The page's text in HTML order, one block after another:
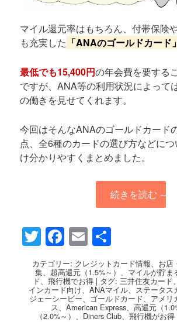
マイル還元率はもちろん、付帯保険
も充実した 「ANAのゴールドカード」
最低でも15,400円の年会費を要する
ですが、ANA等の利用状況によって
の働きを見せてくれます。
今回はそんなANAのゴールドカード
点、全6種のカードの選び方などに
け分かりやすくまとめました。
続きを読む →
Twitter
Facebook
Email
有
カテゴリー: クレジットカード情報 お店
集 超高還元（1.5%～） マイルが貯ま
ド 、飛行機でお得 | タグ: 三井住友カード
インカード向け 、ANAマイル ステータス
ジェーシービー ゴールドカード アメリ
ス 、American Express 、高還元（
（2.0%～） Diners Club 、飛行機がお得